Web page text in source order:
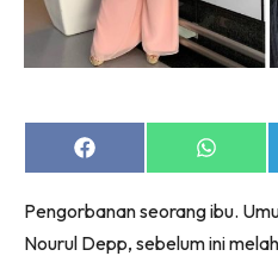
Share
on
Share
on
Pengorbanan seorang ibu.
Nourul Depp, sebelum ini